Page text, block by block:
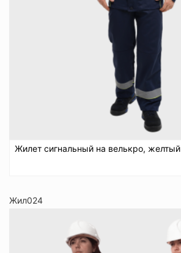
Жилет сигнальный на велькро, желтый
Жил024